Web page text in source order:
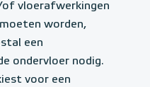
of vloerafwerkingen
worden,
een
ondervloer nodig.
voor een